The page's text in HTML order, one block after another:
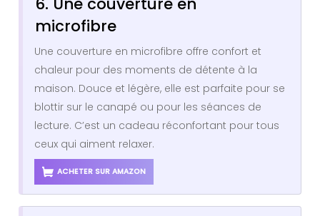
microfibre
Une couverture en microfibre offre confort et
chaleur pour des moments de détente à la
maison. Douce et légère, elle est parfaite pour se
blottir sur le canapé ou pour les séances de
lecture. C’est un cadeau réconfortant pour tous
ceux qui aiment relaxer.
ACHETER SUR AMAZON